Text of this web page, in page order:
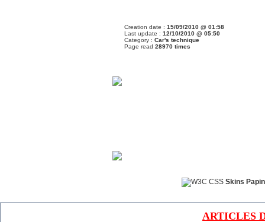
Creation date : 15/09/2010 @ 01:58
Last update : 12/10/2010 @ 05:50
Category : Car's technique
Page read 28970 times
Skins
ARTICLES